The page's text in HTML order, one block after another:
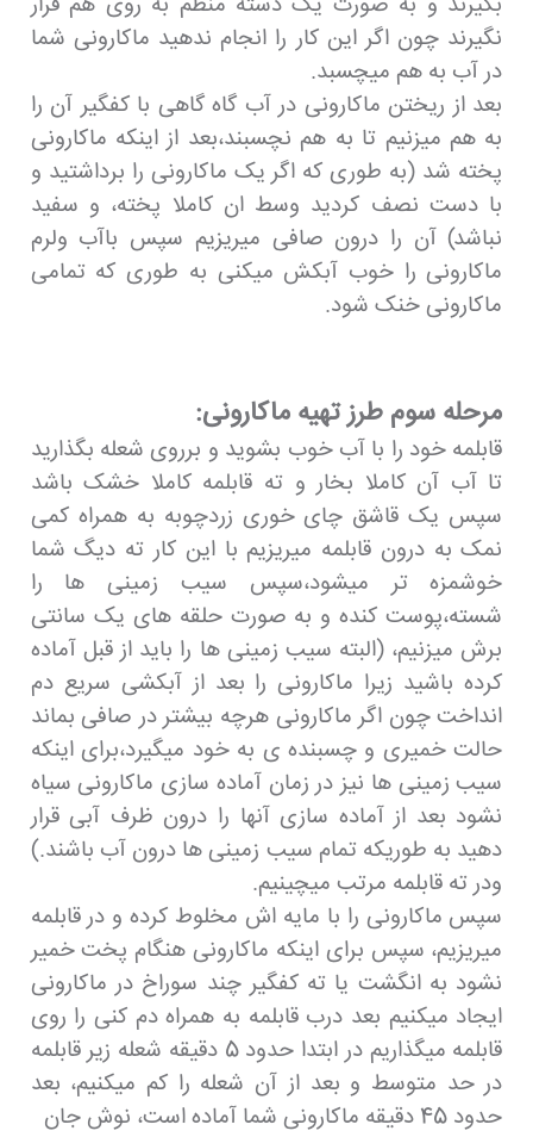
نگیرند چون اگر این کار را انجام ندهید ماکارونی شما
در آب به هم میچسبد.
بعد از ریختن ماکارونی در آب گاه گاهی با کفگیر آن را
به هم میزنیم تا به هم نچسبند،بعد از اینکه ماکارونی
پخته شد (به طوری که اگر یک ماکارونی را برداشتید و
با دست نصف کردید وسط ان کاملا پخته، و سفید
نباشد) آن را درون صافی میریزیم سپس باآب ولرم
ماکارونی را خوب آبکش میکنی به طوری که تمامی
ماکارونی خنک شود.
مرحله سوم طرز تهیه ماکارونی:
قابلمه خود را با آب خوب بشوید و برروی شعله بگذارید
تا آب آن کاملا بخار و ته قابلمه کاملا خشک باشد
سپس یک قاشق چای خوری زردچوبه به همراه کمی
نمک به درون قابلمه میریزیم با این کار ته دیگ شما
خوشمزه تر میشود،سپس سیب زمینی ها را
شسته،پوست کنده و به صورت حلقه های یک سانتی
برش میزنیم، (البته سیب زمینی ها را باید از قبل آماده
کرده باشید زیرا ماکارونی را بعد از آبکشی سریع دم
انداخت چون اگر ماکارونی هرچه بیشتر در صافی بماند
حالت خمیری و چسبنده ی به خود میگیرد،برای اینکه
سیب زمینی ها نیز در زمان آماده سازی ماکارونی سیاه
نشود بعد از آماده سازی آنها را درون ظرف آبی قرار
دهید به طوریکه تمام سیب زمینی ها درون آب باشند.)
ودر ته قابلمه مرتب میچینیم.
سپس ماکارونی را با مایه اش مخلوط کرده و در قابلمه
میریزیم، سپس برای اینکه ماکارونی هنگام پخت خمیر
نشود به انگشت یا ته کفگیر چند سوراخ در ماکارونی
ایجاد میکنیم بعد درب قابلمه به همراه دم کنی را روی
قابلمه میگذاریم در ابتدا حدود 5 دقیقه شعله زیر قابلمه
در حد متوسط و بعد از آن شعله را کم میکنیم، بعد
حدود 45 دقیقه ماکارونی شما آماده است، نوش جان